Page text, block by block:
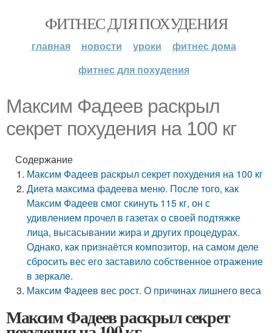
ФИТНЕС ДЛЯ ПОХУДЕНИЯ
главная новости уроки
фитнес дома
фитнес для похудения
Максим Фадеев раскрыл
секрет похудения на 100 кг
Содержание
Максим Фадеев раскрыл секрет похудения на 100 кг
Диета максима фадеева меню. После того, как
Максим Фадеев смог скинуть 115 кг, он с
удивлением прочел в газетах о своей подтяжке
лица, высасывании жира и других процедурах.
Однако, как признаётся композитор, на самом деле
сбросить вес его заставило собственное отражение
в зеркале.
Максим Фадеев вес рост. О причинах лишнего веса
Максим Фадеев раскрыл секрет